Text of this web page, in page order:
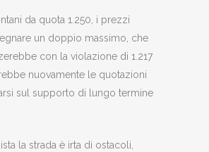
da quota 1.250, i prezzi
un doppio massimo, che
con la violazione di 1.217
nuovamente le quotazioni
sul supporto di lungo termine
la strada è irta di ostacoli,